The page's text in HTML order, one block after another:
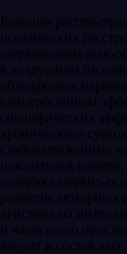
Большая
психиче­ских
загрязнением
в воздушном
обладающих
канцерогенным
специфических
хронического
слабовыраженные
показателей
задержке нервно-
развитие моторных
действие на
и чаще всего
входит в состав